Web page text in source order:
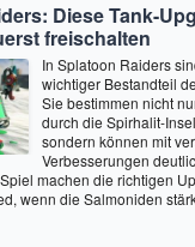
Diese Tank-
freischalten
In Splatoon Raiders
wichtiger Bestandteil
Sie bestimmen nicht
durch die Spirhalit-
sondern können mit
Verbesserungen
machen die richtigen
wenn die Salmoniden